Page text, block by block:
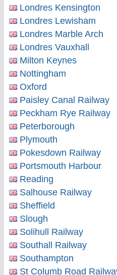
Londres Kensington
Londres Lewisham
Londres Marble Arch
Londres Vauxhall
Milton Keynes
Nottingham
Oxford
Paisley Canal Railway
Peckham Rye Railway
Peterborough
Plymouth
Pokesdown Railway
Portsmouth Harbour
Reading
Salhouse Railway
Sheffield
Slough
Solihull Railway
Southall Railway
Southampton
St Columb Road